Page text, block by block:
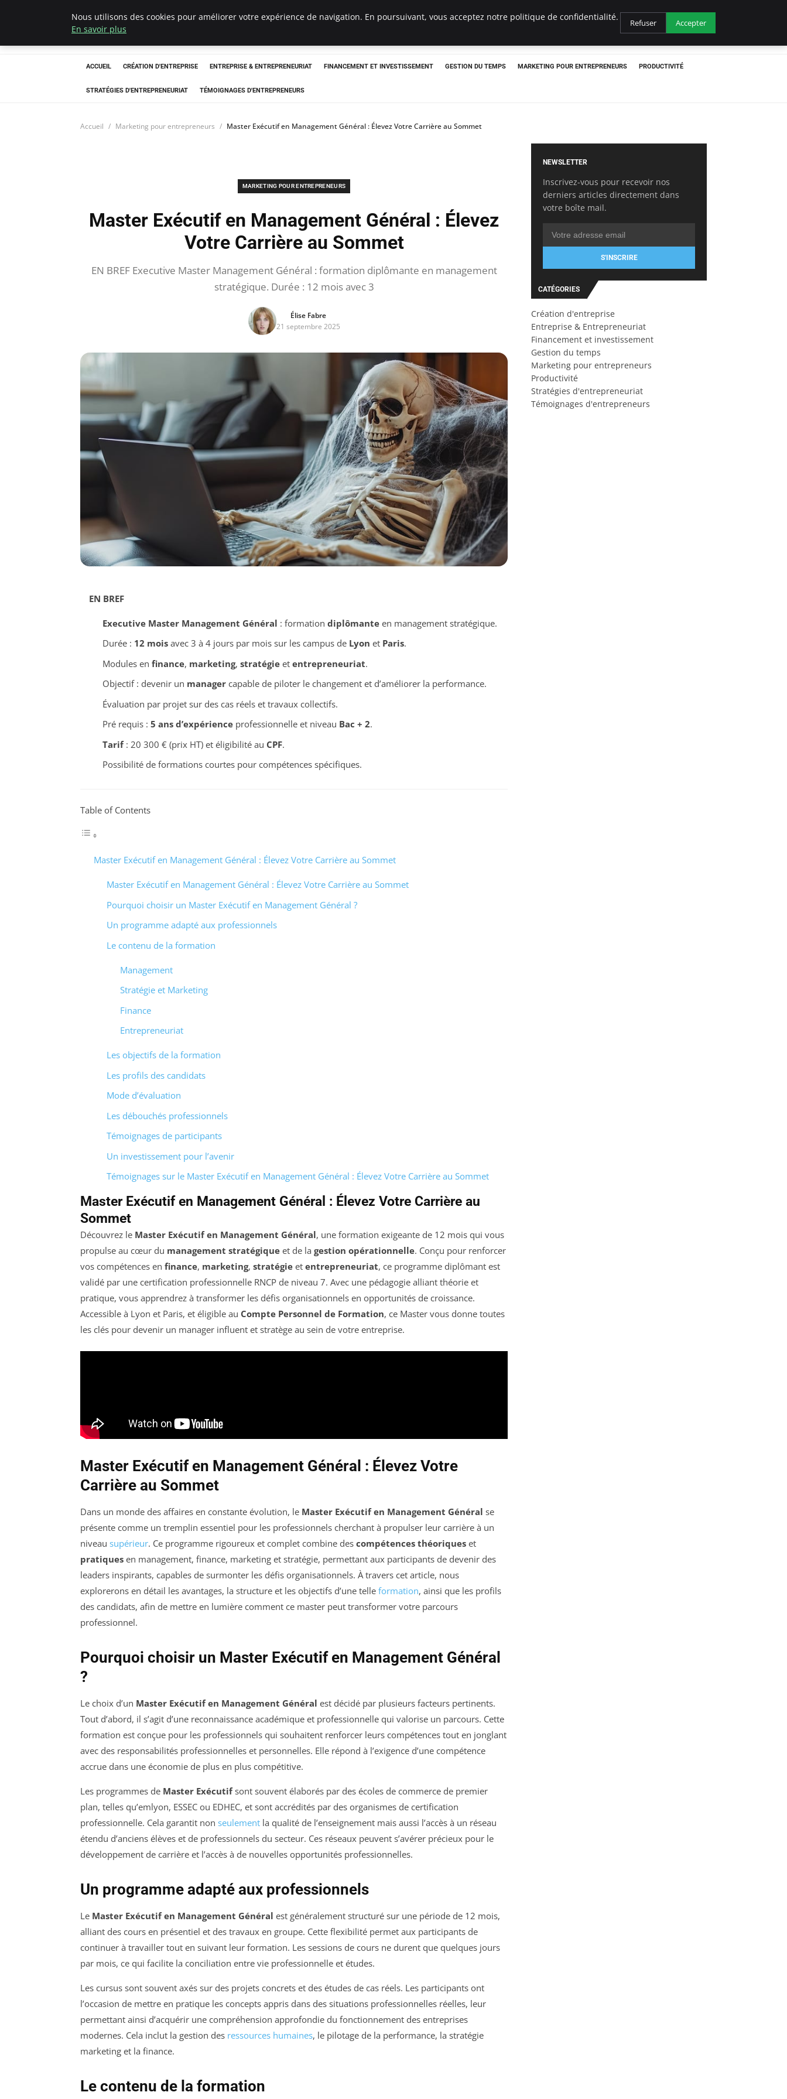
LECFCM
ACCUEIL CRÉATION D'ENTREPRISE ENTREPRISE & ENTREPRENEURIAT FINANCEMENT ET INVESTISSEMENT GESTION DU TEMPS MARKETING POUR ENTREPRENEURS PRODUCTIVITÉ
STRATÉGIES D'ENTREPRENEURIAT TÉMOIGNAGES D'ENTREPRENEURS
Accueil Marketing pour entrepreneurs Master Exécutif en Management Général : Élevez Votre Carrière au Sommet
MARKETING POUR ENTREPRENEURS
Master Exécutif en Management Général : Élevez
Votre Carrière au Sommet
EN BREF Executive Master Management Général : formation diplômante en management
stratégique. Durée : 12 mois avec 3
Élise Fabre
21 septembre 2025
EN BREF
Executive Master Management Général : formation diplômanteen management stratégique.
Durée : 12 moisavec 3 à 4 jours par mois sur les campus de Lyon et Paris.
Modules en finance, marketing, stratégieet entrepreneuriat.
Objectif : devenir un managercapable de piloter le changement et d’améliorer la performance.
Évaluation par projet sur des cas réels et travaux collectifs.
Pré requis : 5 ans d’expérienceprofessionnelle et niveau Bac + 2.
Tarif: 20 300 € (prix HT) et éligibilité au CPF.
Possibilité de formations courtes pour compétences spécifiques.
Table of Contents
Master Exécutif en Management Général : Élevez Votre Carrière au Sommet
Master Exécutif en Management Général : Élevez Votre Carrière au Sommet
Pourquoi choisir un Master Exécutif en Management Général ?
Un programme adapté aux professionnels
Le contenu de la formation
Management
Stratégie et Marketing
Finance
Entrepreneuriat
Les objectifs de la formation
Les profils des candidats
Mode d’évaluation
Les débouchés professionnels
Témoignages de participants
Un investissement pour l’avenir
Témoignages sur le Master Exécutif en Management Général : Élevez Votre Carrière au Sommet
Master Exécutif en Management Général : Élevez Votre Carrière au
Sommet
Découvrez le Master Exécutif en Management Général, une formation exigeante de 12 mois qui vous
propulse au cœur du management stratégique et de la gestion opérationnelle. Conçu pour renforcer
vos compétences en finance, marketing, stratégie et entrepreneuriat, ce programme diplômant est
validé par une certification professionnelle RNCP de niveau 7. Avec une pédagogie alliant théorie et
pratique, vous apprendrez à transformer les défis organisationnels en opportunités de croissance.
Accessible à Lyon et Paris, et éligible au Compte Personnel de Formation, ce Master vous donne toutes
les clés pour devenir un manager influent et stratège au sein de votre entreprise.
Master Exécutif en Management Général : Élevez Votre
Carrière au Sommet
Dans un monde des affaires en constante évolution, le Master Exécutif en Management Général se
présente comme un tremplin essentiel pour les professionnels cherchant à propulser leur carrière à un
niveau supérieur. Ce programme rigoureux et complet combine des compétences théoriques et
pratiques en management, finance, marketing et stratégie, permettant aux participants de devenir des
leaders inspirants, capables de surmonter les défis organisationnels. À travers cet article, nous
explorerons en détail les avantages, la structure et les objectifs d’une telle formation, ainsi que les profils
des candidats, afin de mettre en lumière comment ce master peut transformer votre parcours
professionnel.
Pourquoi choisir un Master Exécutif en Management Général
?
Le choix d’un Master Exécutif en Management Général est décidé par plusieurs facteurs pertinents.
Tout d’abord, il s’agit d’une reconnaissance académique et professionnelle qui valorise un parcours. Cette
formation est conçue pour les professionnels qui souhaitent renforcer leurs compétences tout en jonglant
avec des responsabilités professionnelles et personnelles. Elle répond à l’exigence d’une compétence
accrue dans une économie de plus en plus compétitive.
Les programmes de Master Exécutifsont souvent élaborés par des écoles de commerce de premier
plan, telles qu’emlyon, ESSEC ou EDHEC, et sont accrédités par des organismes de certification
professionnelle. Cela garantit non seulement la qualité de l’enseignement mais aussi l’accès à un réseau
étendu d’anciens élèves et de professionnels du secteur. Ces réseaux peuvent s’avérer précieux pour le
développement de carrière et l’accès à de nouvelles opportunités professionnelles.
Un programme adapté aux professionnels
Le Master Exécutif en Management Général est généralement structuré sur une période de 12 mois,
alliant des cours en présentiel et des travaux en groupe. Cette flexibilité permet aux participants de
continuer à travailler tout en suivant leur formation. Les sessions de cours ne durent que quelques jours
par mois, ce qui facilite la conciliation entre vie professionnelle et études.
Les cursus sont souvent axés sur des projets concrets et des études de cas réels. Les participants ont
l’occasion de mettre en pratique les concepts appris dans des situations professionnelles réelles, leur
permettant ainsi d’acquérir une compréhension approfondie du fonctionnement des entreprises
modernes. Cela inclut la gestion des ressources humaines, le pilotage de la performance, la stratégie
marketing et la finance.
Le contenu de la formation
NEWSLETTER
Inscrivez-vous pour recevoir nos
derniers articles directement dans
votre boîte mail.
S'INSCRIRE
CATÉGORIES
Création d'entreprise
Entreprise & Entrepreneuriat
Financement et investissement
Gestion du temps
Marketing pour entrepreneurs
Productivité
Stratégies d'entrepreneuriat
Témoignages d'entrepreneurs
Nous utilisons des cookies pour améliorer votre expérience de navigation. En poursuivant, vous acceptez notre politique de confidentialité.
En savoir plus
Refuser Accepter